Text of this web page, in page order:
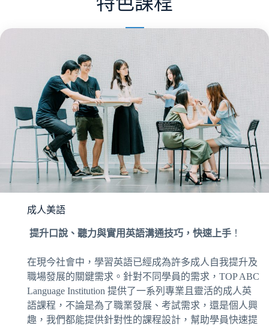
成人美語
提升口說、聽力與實用英語溝通技巧，快速上手 ！
在現今社會中，學習英語已經成為許多成人自我提升及
職場發展的關鍵需求。針對不同學員的需求，TOP ABC
Language Institution 提供了一系列專業且靈活的成人英
語課程，不論是為了職業發展、考試需求，還是個人興
趣，我們都能提供針對性的課程設計，幫助學員快速提